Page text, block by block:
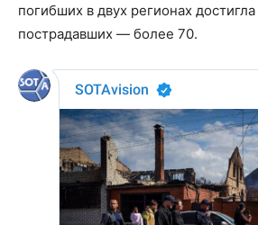
погибших в двух регионах
пострадавших — более 70.